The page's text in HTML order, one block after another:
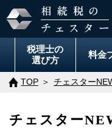
税理士の
選び方
料金
TOP チェスター
チェスター